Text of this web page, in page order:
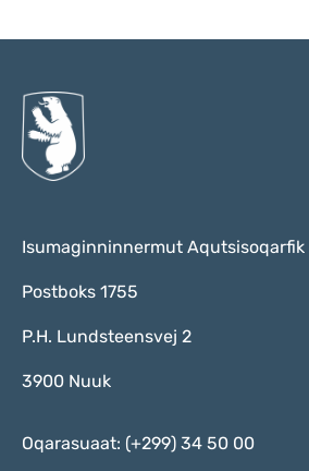
Isumaginninnermut Aqutsisoqarfik
Postboks 1755
P.H. Lundsteensvej 2
3900 Nuuk
Oqarasuaat: (+299) 34 50 00